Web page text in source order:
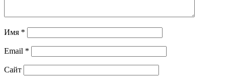
Имя *
Email *
Сайт